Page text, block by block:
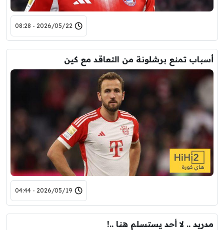
2026/05/22 - 08:28
أسباب تمنع برشلونة من التعاقد مع كين
2026/05/19 - 04:44
مدريد .. لا أحد يستسلم هنا ..!